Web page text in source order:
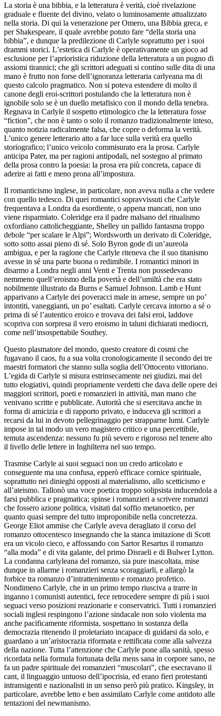
La storia è una bibbia, e la letteratura è verità, cioè rivelazione
graduale e fluente del divino, velato o luminosamente attualizzato
nella storia. Di qui la venerazione per Omero, una Bibbia greca, e
per Shakespeare, il quale avrebbe potuto fare “della storia una
bibbia”, e dunque la predilezione di Carlyle soprattutto per i suoi
drammi storici. L’estetica di Carlyle è operativamente un gioco ad
esclusione per l’aprioristica riduzione della letteratura a un pugno di
assiomi tirannici; che gli scrittori adeguati si contino sulle dita di una
mano è frutto non forse dell’ignoranza letteraria carlyeana ma di
questo calcolo pragmatico. Non si poteva estendere di molto il
canone degli eroi-scrittori postulando che la letteratura non è
ignobile solo se è un duello metafisico con il mondo della tenebra.
Regnava in Carlyle il sospetto etimologico che la letteratura fosse
“fiction”, che non è tanto o solo il romanzo tradizionalmente inteso,
quanto notizia radicalmente falsa, che copre o deforma la verità.
L’unico genere letterario atto a far luce sulla verità era quello
storiografico; l’unico veicolo commisurato era la prosa. Carlyle
anticipa Pater, ma per ragioni antipodali, nel sostegno al primato
della prosa contro la poesia: la prosa era più concreta, capace di
aderire ai fatti e meno prona all’impostura.
Il romanticismo inglese, in particolare, non aveva nulla a che vedere
con quello tedesco. Di quei romantici sopravvissuti che Carlyle
frequentava a Londra da esordiente, o appena mancati, non uno
viene risparmiato. Coleridge era il padre malsano del ritualismo
oxfordiano cattolicheggiante, Shelley un pallido fantasma troppo
debole “per scalare le Alpi”; Wordsworth un derivato di Coleridge,
sotto sotto assai pieno di sé. Solo Byron gode di un’aureola
ambigua, e per la ragione che Carlyle riteneva che il suo titanismo
avesse in sé una parte buona o redimibile. I romantici minori in
disarmo a Londra negli anni Venti e Trenta non possedevano
nemmeno quell’eroismo della povertà e dell’umiltà che era stato
nobilmente illustrato da Burns e Samuel Johnson. Lamb e Hunt
apparivano a Carlyle dei poveracci male in arnese, sempre un po’
intontiti, vaneggianti, un po’ esaltati. Carlyle cercava intorno a sé o
prima di sé l’autentico eroico e trovava dei falsi eroi, laddove
scopriva con sorpresa il vero eroismo in taluni dichiarati mediocri,
come nell’insospettabile Southey.
Questo plasmatore del mondo, questo creatore di cosmi che
fugavano il caos, fu a sua volta cronologicamente il secondo dei tre
maestri formatori che stanno sulla soglia dell’Ottocento vittoriano.
L’egida di Carlyle si misura estrinsecamente nei giudizi, mai del
tutto elogiativi, quindi propriamente verdetti che dava delle opere dei
maggiori scrittori, poeti e romanzieri in attività, man mano che
venivano scritte e pubblicate. Autorità che si esercitava anche in
forma di amicizia e di rapporto privato, e induceva gli scrittori a
recarsi da lui in devoto pellegrinaggio per strapparne lumi. Carlyle
impose in tal modo un vero magistero critico e una percettibile,
temuta ascendenza: nessuno fu più severo e rigoroso nel tenere alto
il livello delle lettere in Inghilterra nel suo tempo.
Trasmise Carlyle ai suoi seguaci non un credo articolato e
conseguente ma una confusa, epperò efficace cornice spirituale,
soprattutto nei dinieghi opposti al materialismo, allo scetticismo e
all’ateismo. Tallonò una voce poetica troppo solipsista inducendola a
farsi pubblica e pragmatica; spinse i romanzieri a scrivere romanzi
che fossero azione politica, visitati dal soffio metanoetico, per
quanto quasi sempre del tutto improponibile nella concretezza.
George Eliot ammise che Carlyle aveva deragliato il corso del
romanzo ottocentesco insegnando che la stanca imitazione di Scott
era un vicolo cieco, e affossando con Sartor Resartus il romanzo
“alla moda” e di vita galante, del primo Disraeli e di Bulwer Lytton.
La condanna carlyleana del romanzo, sia pure inascoltata, mise
dunque in allarme i romanzieri senza scoraggiarli, e allargò la
forbice tra romanzo d’intrattenimento e romanzo profetico.
Nondimeno Carlyle, che in un primo tempo riusciva a trarre in
inganno i comunisti autentici, fece retrocedere sempre di più i suoi
seguaci verso posizioni reazionarie e conservatrici. Tutti i romanzieri
sociali inglesi respingono l’azione sindacale non solo violenta ma
anche pacificamente riformista, sospettano in sostanza della
democrazia ritenendo il proletariato incapace di guidarsi da solo, e
guardano a un’aristocrazia riformata e rettificata come alla salvezza
della nazione. Tutta l’attenzione che Carlyle pone alla sanità, spesso
ricordata nella formula fortunata della mens sana in corpore sano, ne
fa un padre spirituale dei romanzieri “muscolari”, che esecravano il
cant, il linguaggio untuoso dell’ipocrisia, ed erano fieri protestanti
intransigenti e nazionalisti in un senso però più pratico. Kingsley, in
particolare, avrebbe letto e ben assimilato Carlyle come antidoto alle
tentazioni del newmanismo.